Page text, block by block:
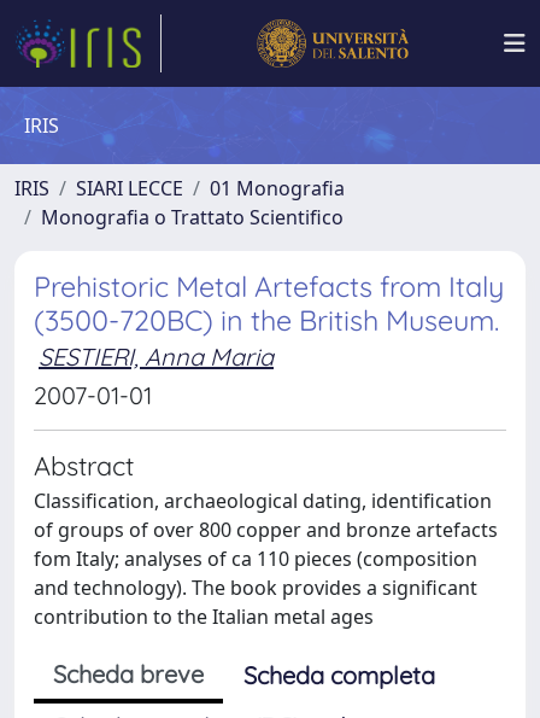
IRIS
IRIS SIARI LECCE
01 Monografia
Monografia o Trattato Scientifico
Prehistoric Metal Artefacts from Italy
(3500-720BC) in the British Museum.
SESTIERI, Anna Maria
2007-01-01
Abstract
Classification, archaeological dating, identification
of groups of over 800 copper and bronze artefacts
fom Italy; analyses of ca 110 pieces (composition
and technology). The book provides a significant
contribution to the Italian metal ages
Scheda breve
Scheda completa